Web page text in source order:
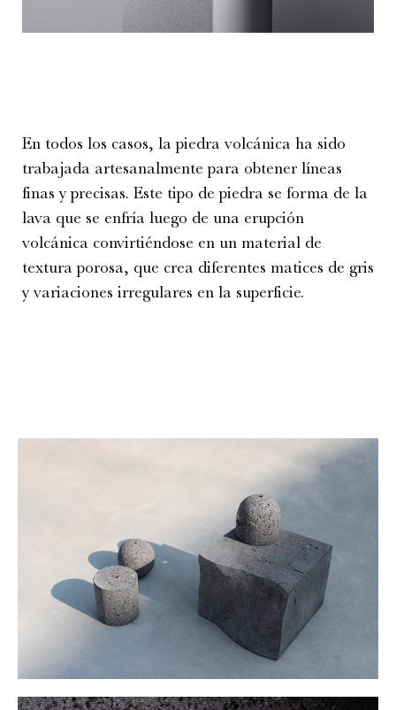
En todos los casos, la piedra volcánica ha sido
trabajada artesanalmente para obtener líneas
finas y precisas. Este tipo de piedra se forma de la
lava que se enfría luego de una erupción
volcánica convirtiéndose en un material de
textura porosa, que crea diferentes matices de gris
y variaciones irregulares en la superficie.